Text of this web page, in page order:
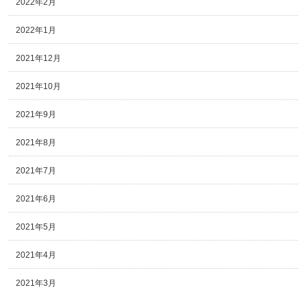
2022年2月
2022年1月
2021年12月
2021年10月
2021年9月
2021年8月
2021年7月
2021年6月
2021年5月
2021年4月
2021年3月